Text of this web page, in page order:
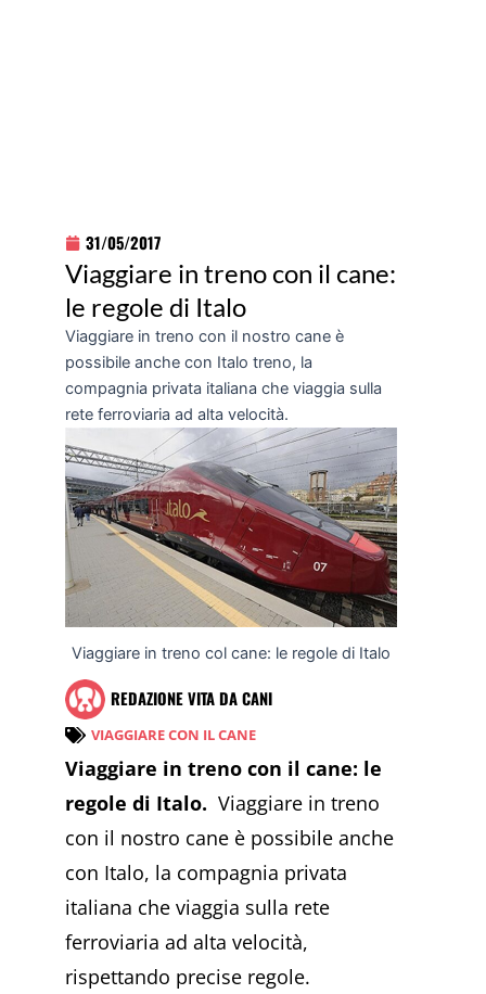
31/05/2017
Viaggiare in treno con il cane:
le regole di Italo
Viaggiare in treno con il nostro cane è
possibile anche con Italo treno, la
compagnia privata italiana che viaggia sulla
rete ferroviaria ad alta velocità.
Viaggiare in treno col cane: le regole di Italo
REDAZIONE VITA DA CANI
VIAGGIARE CON IL CANE
Viaggiare in treno con il cane: le
regole di Italo. Viaggiare in treno
con il nostro cane è possibile anche
con Italo, la compagnia privata
italiana che viaggia sulla rete
ferroviaria ad alta velocità,
rispettando precise regole.